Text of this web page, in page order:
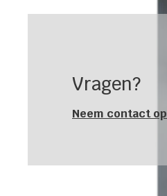
Vragen?
Neem contact op